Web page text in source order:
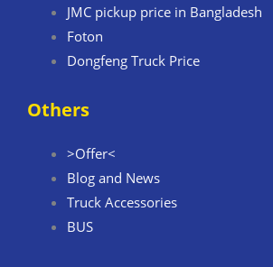
JMC pickup price in Bangladesh
Foton
Dongfeng Truck Price
Others
>Offer<
Blog and News
Truck Accessories
BUS